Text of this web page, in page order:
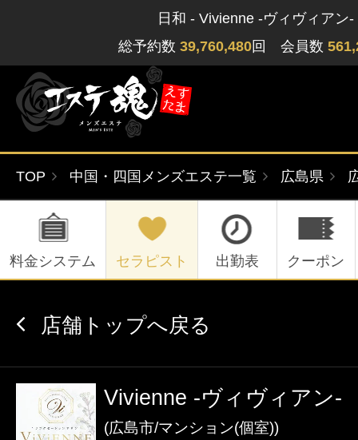
日和 - Vivienne -ヴィヴィアン-
総予約数 39,760,480回 会員数
閲覧履歴
ゲストさん
関西版
北海道・東北版 九州・沖縄版
無料会員登録
ログイン
夏の特集イベント開催中！
激アツなお店を多数掲載！
TOP 中国・四国メンズエステ一覧 広島県
料金システム セラピスト 出勤表 クーポン
店舗トップへ戻る
Vivienne -ヴィヴィアン-
(広島市/マンション(個室))